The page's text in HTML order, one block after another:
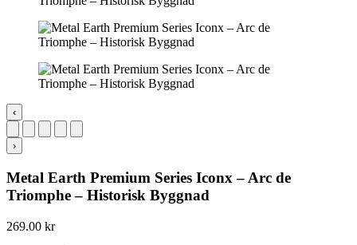
‹
›
Metal Earth Premium Series Iconx – Arc de
Triomphe – Historisk Byggnad
269.00 kr